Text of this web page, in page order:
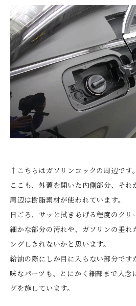
↑こちらはガソリンコックの周辺です。
ここも、外蓋を開いた内側部分、それ
周辺は樹脂素材が使われています。
日ごろ、サッと拭きあげる程度のクリ
細かな部分の汚れや、ガソリンの垂れ
ングしきれないかと思います。
給油の際にしか目に入らない部分です
味なパーツも、とにかく細部まで入念
グを施しています。